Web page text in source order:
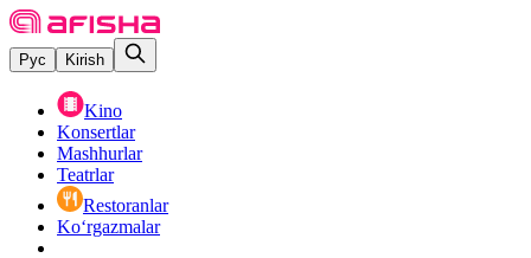
Рус Kirish
Kino
Konsertlar
Mashhurlar
Teatrlar
Restoranlar
Ko‘rgazmalar